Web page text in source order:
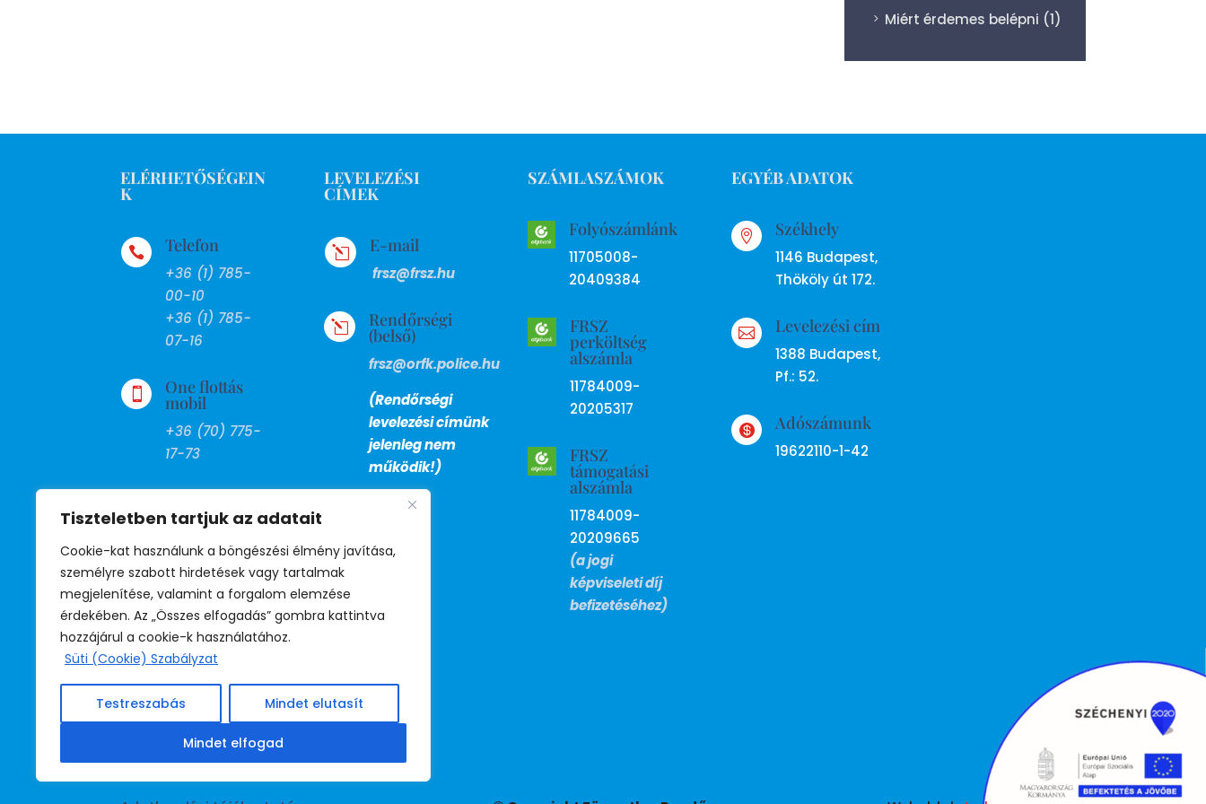
Tiszteletben tartjuk az adatait
Cookie-kat használunk a böngészési élmény javítása,
személyre szabott hirdetések vagy tartalmak
megjelenítése, valamint a forgalom elemzése
érdekében. Az „Összes elfogadás” gombra kattintva
hozzájárul a cookie-k használatához.
Süti (Cookie) Szabályzat
Testreszabás Mindet elutasít
Mindet elfogad
Miért érdemes belépni (1)
ELÉRHETŐSÉGEIN
K
 Telefon
+36 (1) 785-
00-10
+36 (1) 785-
07-16
 One flottás
mobil
+36 (70) 775-
17-73
+36 (1) 799-
27-13
 BM telefon
39-530
(titkárság)
39-531
(jogsegély)
39-532
(irodavezető)
LEVELEZÉSI
CÍMEK
l E-mail
frsz@frsz.hu
l Rendőrségi
(belső)
frsz@orfk.police.hu
(Rendőrségi
levelezési címünk
jelenleg nem
működik!)
SZÁMLASZÁMOK
Folyószámlánk
11705008-
20409384
FRSZ
perköltség
alszámla
11784009-
20205317
FRSZ
támogatási
alszámla
11784009-
20209665
(a jogi
képviseleti díj
befizetéséhez)
EGYÉB ADATOK
 Székhely
1146 Budapest,
Thököly út 172.
 Levelezési cím
1388 Budapest,
Pf.: 52.
 Adószámunk
19622110-1-42